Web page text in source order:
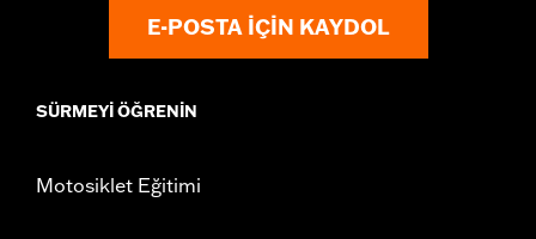
6.75 Inches
Sold In Units:Each
Width:10.88 Inches
E-POSTA IÇIN KAYDOL
SÜRMEYI ÖĞRENIN
Motosiklet Eğitimi